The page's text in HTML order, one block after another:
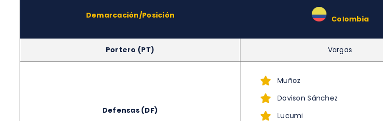
Demarcación/Posición – Colombia
Portero (PT) Vargas
Defensas (DF)
Muñoz
Davison Sánchez
Lucumi